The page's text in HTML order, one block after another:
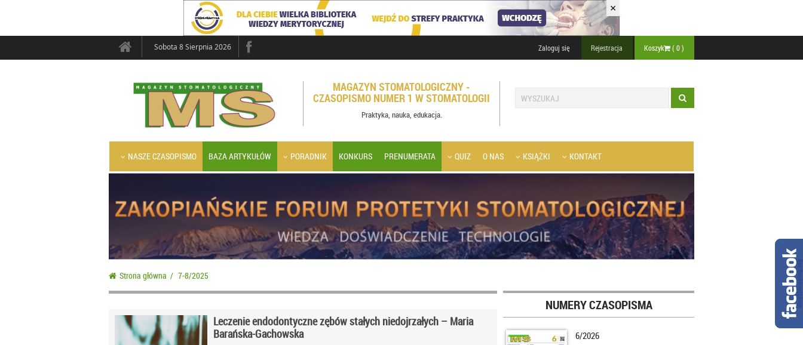
×
Sobota 8 Sierpnia 2026 Zaloguj się Rejestracja Koszyk (0)
MAGAZYN STOMATOLOGICZNY -
CZASOPISMO NUMER 1 W STOMATOLOGII
Praktyka, nauka, edukacja.
NASZE CZASOPISMO BAZA ARTYKUŁÓW PORADNIK KONKURS PRENUMERATA QUIZ O NAS KSIĄŻKI KONTAKT
Strona główna / 7-8/2025
Leczenie endodontyczne zębów stałych niedojrzałych – Maria
Barańska-Gachowska
NUMERY CZASOPISMA
6/2026